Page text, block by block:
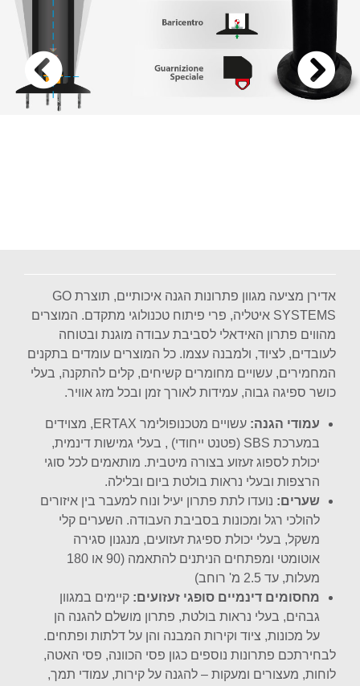
אדירן מציעה מגוון פתרונות הגנה איכותיים, תוצרת GO
SYSTEMS איטליה, פרי פיתוח טכנולוגי מתקדם. המוצרים
מהווים פתרון האידאלי לסביבת עבודה מוגנת ובטוחה
לעובדים, לציוד, ולמבנה עצמו. כל המוצרים עומדים בתקנים
המחמירים, עשויים מחומרים קשיחים, קלים להתקנה, בעלי
כושר ספיגה גבוה, עמידות לאורך זמן ובכל מזג אוויר.
עמודי הגנה:
עשויים מטכנופולימר ERTAX, מצוידים
במערכת SBS (פטנט ייחודי) , בעלי גמישות דינמית,
יכולת לספוג זעזוע בצורה מיטבית. מותאמים לכל סוגי
הרצפות ובעלי נראות בולטת ביום ובלילה.
שערים: נועדו לתת פתרון יעיל ונוח למעבר בין איזורים
להולכי רגל ומכונות בסביבת העבודה. השערים קלי
משקל, בעלי יכולת ספיגת זעזועים, מנגנון סגירה
אוטומטי ומפתחים הניתנים להתאמה (90 או 180
מעלות, עד 2.5 מ' רוחב)
מחסומים דינמיים סופגי זעזועים: קיימים במגוון
גבהים, בעלי נראות בולטת, פתרון מושלם להגנה הן
על מכונות, ציוד וקירות המבנה והן על דלתות ופתחים.
לבחירתכם פתרונות נוספים כגון פסי הכוונה, פסי האטה,
לוחות, מעצורים ומעקות – להגנה על קירות, עמודי תמך,